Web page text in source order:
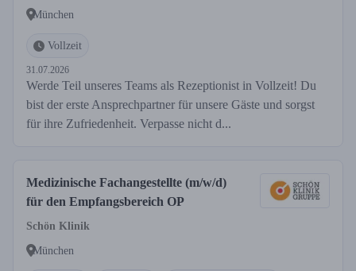
München
Vollzeit
31.07.2026
Werde Teil unseres Teams als Rezeptionist in Vollzeit! Du
bist der erste Ansprechpartner für unsere Gäste und sorgst
für ihre Zufriedenheit. Verpasse nicht d...
Medizinische Fachangestellte (m/w/d)
für den Empfangsbereich OP
Schön Klinik
München